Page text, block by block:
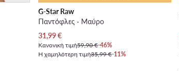
G-Star Raw
Παντόφλες · Μαύρο
Τρέχουσα τιμή
31,99€
Κανονική τιμή59,90 €-46%
Η χαμηλότερη τιμή35,99 €-11%